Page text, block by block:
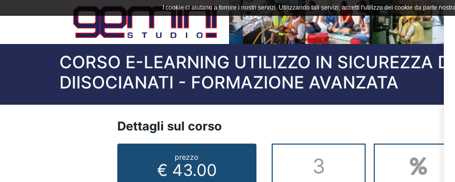
CORSO E-LEARNING UTILIZZO IN SICUREZZA DEI
DIISOCIANATI - FORMAZIONE AVANZATA
Dettagli sul corso
prezzo
€ 43.00 3
I cookie ci aiutano a fornire i nostri servizi. Utilizzando tali servizi, accetti l'utilizzo dei cookie da parte